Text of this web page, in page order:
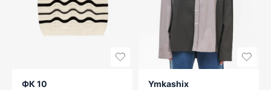
ФК 10
Ymkashix